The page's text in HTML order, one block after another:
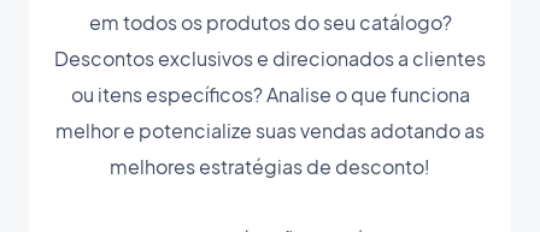
em todos os produtos do seu catálogo?
Descontos exclusivos e direcionados a clientes
ou itens específicos? Analise o que funciona
melhor e potencialize suas vendas adotando as
melhores estratégias de desconto!